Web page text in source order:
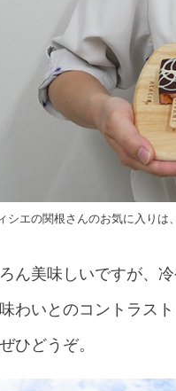
シエの関根さんのお気に入り
ん美味しいですが、
わいとのコントラス
ひどうぞ。